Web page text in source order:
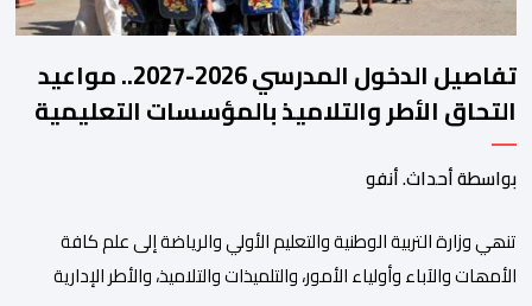
تفاصيل الدخول المدرسي 2026-2027.. مواعيد
التحاق الأطر والتلاميذ بالمؤسسات التعليمية
بواسطة أحداث. أنفو
تنھي وزارة التربیة الوطنیة والتعلیم الأولي والریاضة إلى علم كافة
الأمھات والآباء وأولیاء الأمور، والتلمیذات والتلامیذ، والأطر الإداریة